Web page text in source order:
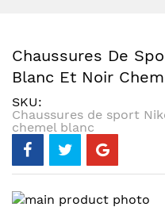
Chaussures De
Blanc Et Noir
SKU
Chaussures de sport
chemel blanc
Skip